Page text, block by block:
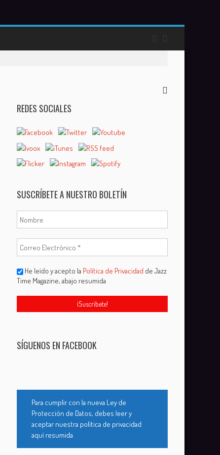
REDES SOCIALES
SUSCRÍBETE A NUESTRO BOLETÍN
He leído y acepto la Política de Privacidad de Jazz
Time Magazine, abajo resumida
SÍGUENOS EN FACEBOOK
Para cumplir con la nueva Ley de
Protección de Datos, debes leer y
aceptar nuestra política de privacidad
aquí resumida